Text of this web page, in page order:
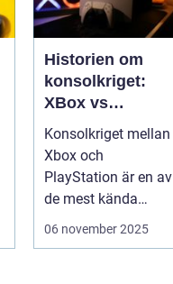
Historien om
konsolkriget:
XBox vs
PlayStation
Konsolkriget mellan
Xbox och
PlayStation är en av
de mest kända
rivaliteterna i
06 november 2025